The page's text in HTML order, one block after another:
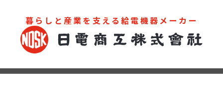
暮らしと産業を支える給電機器メーカー
お問い合わせ カタログ